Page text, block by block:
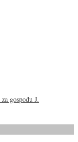
gospođu J.